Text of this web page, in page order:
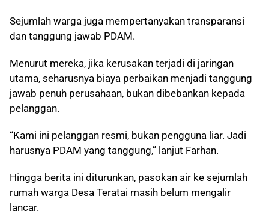
Sejumlah warga juga mempertanyakan transparansi
dan tanggung jawab PDAM.
Menurut mereka, jika kerusakan terjadi di jaringan
utama, seharusnya biaya perbaikan menjadi tanggung
jawab penuh perusahaan, bukan dibebankan kepada
pelanggan.
“Kami ini pelanggan resmi, bukan pengguna liar. Jadi
harusnya PDAM yang tanggung,” lanjut Farhan.
Hingga berita ini diturunkan, pasokan air ke sejumlah
rumah warga Desa Teratai masih belum mengalir
lancar.